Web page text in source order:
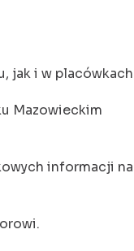
jak i w placówkach
Mazowieckim
informacji na